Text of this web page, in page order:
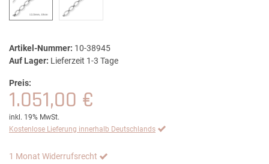
Artikel-Nummer: 10-38945
Auf Lager: Lieferzeit 1-3 Tage
Preis:
1.051,00 €
inkl. 19% MwSt.
Kostenlose Lieferung innerhalb Deutschlands
1 Monat Widerrufsrecht